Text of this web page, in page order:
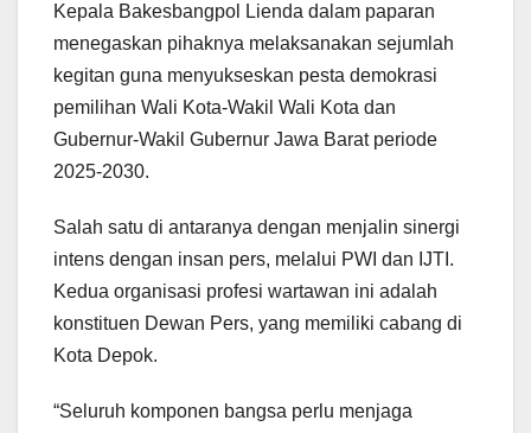
Kepala Bakesbangpol Lienda dalam paparan
menegaskan pihaknya melaksanakan sejumlah
kegitan guna menyukseskan pesta demokrasi
pemilihan Wali Kota-Wakil Wali Kota dan
Gubernur-Wakil Gubernur Jawa Barat periode
2025-2030.
Salah satu di antaranya dengan menjalin sinergi
intens dengan insan pers, melalui PWI dan IJTI.
Kedua organisasi profesi wartawan ini adalah
konstituen Dewan Pers, yang memiliki cabang di
Kota Depok.
“Seluruh komponen bangsa perlu menjaga